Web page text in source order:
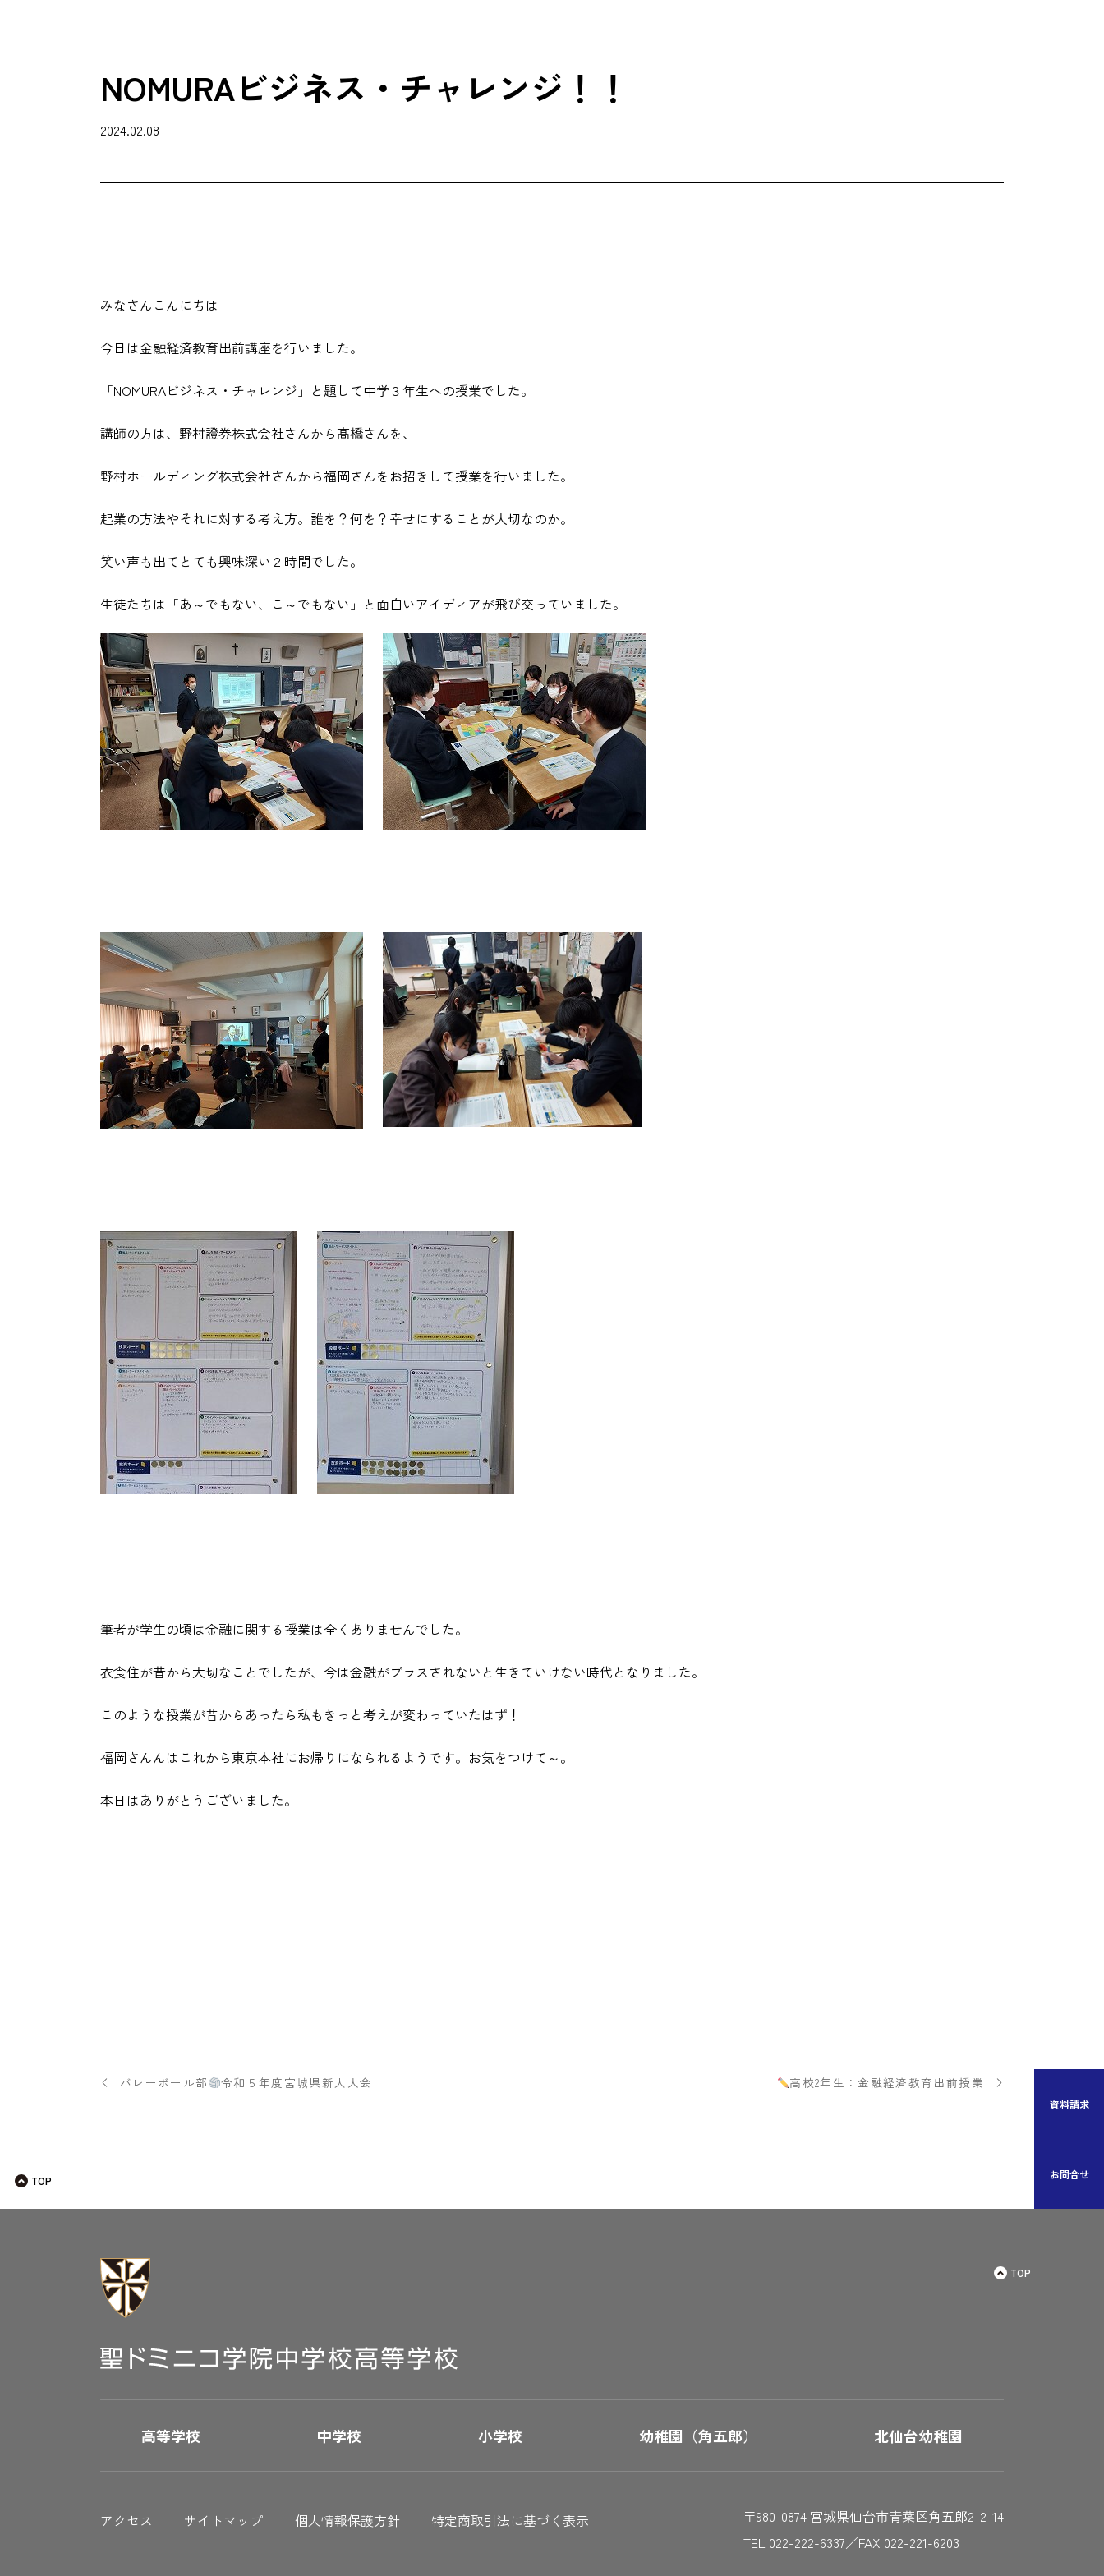
NOMURAビジネス・チャレンジ！！
2024.02.08
みなさんこんにちは
今日は金融経済教育出前講座を行いました。
「NOMURAビジネス・チャレンジ」と題して中学３年生への授業でした。
講師の方は、野村證券株式会社さんから髙橋さんを、
野村ホールディング株式会社さんから福岡さんをお招きして授業を行いました。
起業の方法やそれに対する考え方。誰を？何を？幸せにすることが大切なのか。
笑い声も出てとても興味深い２時間でした。
生徒たちは「あ～でもない、こ～でもない」と面白いアイディアが飛び交っていました。
筆者が学生の頃は金融に関する授業は全くありませんでした。
衣食住が昔から大切なことでしたが、今は金融がプラスされないと生きていけない時代となりました。
このような授業が昔からあったら私もきっと考えが変わっていたはず！
福岡さんんはこれから東京本社にお帰りになられるようです。お気をつけて～。
本日はありがとうございました。
投
ショ
ン
バレーボール部 令和５年度宮城県新人大会 高校2年生：金融経済教育出前授業
TOP
資料請求
お問合せ
TOP
高等学校 中学校 小学校 幼稚園（角五郎） 北仙台幼稚園
アクセス サイトマップ 個人情報保護方針 特定商取引法に基づく表示
〒980-0874 宮城県仙台市青葉区角五郎2-2-14
TEL 022-222-6337／FAX 022-221-6203